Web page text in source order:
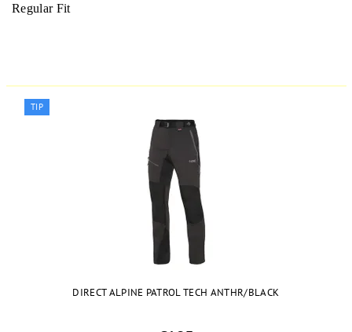
Regular Fit
TIP
DIRECT ALPINE PATROL TECH ANTHR/BLACK